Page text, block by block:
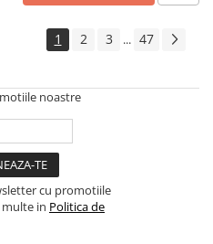
1 2 3 ... 47
noastre
cu promotiile
in Politica de